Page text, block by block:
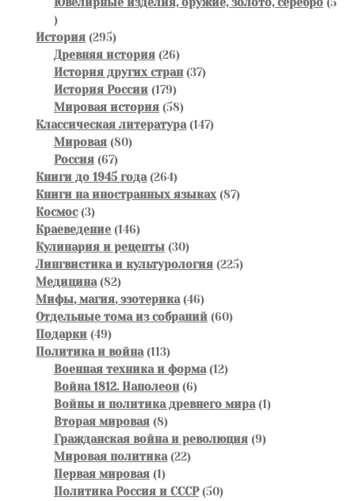
Ювелирные изделия, оружие, золото, серебро 5
5
товаров
История 295295
товаров
Древняя история 2626
товаров
История других стран 3737
История России 179179
товаров
Мировая история 5858
товаров
Классическая литература 147147
Мировая 8080
Россия 6767
товаров
Книги до 1945 года 264264
товара
Книги на иностранных языках 8787
Космос 33
товара
Краеведение 146146
товаров
Кулинария и рецепты 3030
товаров
Лингвистика и культурология 225225
Медицина 8282
товара
Мифы, магия, эзотерика 4646
товаров
Отдельные тома из собраний 6060
Подарки 4949
товаров
Политика и война 113113
товаров
Военная техника и форма 1212
Война 1812. Наполеон 66
товаров
Войны и политика древнего мира 11
Вторая мировая 88
товаров
Гражданская война и революция 99
Мировая политика 2222
Первая мировая 11
товар
Политика Россия и СССР 5050